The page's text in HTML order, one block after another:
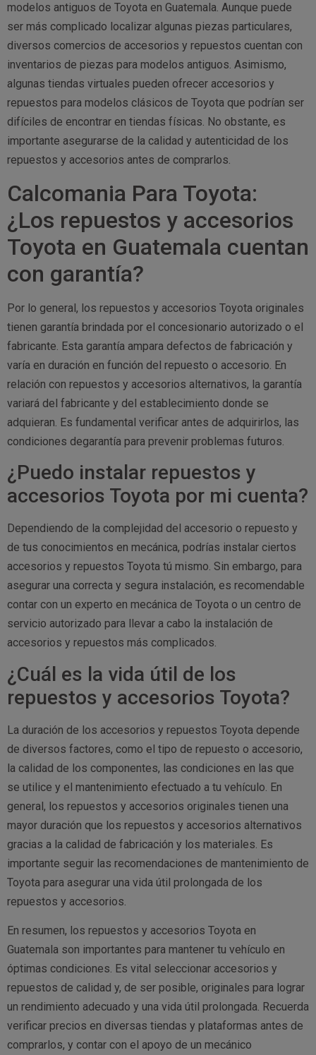
modelos antiguos de Toyota en Guatemala. Aunque puede
ser más complicado localizar algunas piezas particulares,
diversos comercios de accesorios y repuestos cuentan con
inventarios de piezas para modelos antiguos. Asimismo,
algunas tiendas virtuales pueden ofrecer accesorios y
repuestos para modelos clásicos de Toyota que podrían ser
difíciles de encontrar en tiendas físicas. No obstante, es
importante asegurarse de la calidad y autenticidad de los
repuestos y accesorios antes de comprarlos.
Calcomania Para Toyota:
¿Los repuestos y accesorios
Toyota en Guatemala cuentan
con garantía?
Por lo general, los repuestos y accesorios Toyota originales
tienen garantía brindada por el concesionario autorizado o el
fabricante. Esta garantía ampara defectos de fabricación y
varía en duración en función del repuesto o accesorio. En
relación con repuestos y accesorios alternativos, la garantía
variará del fabricante y del establecimiento donde se
adquieran. Es fundamental verificar antes de adquirirlos, las
condiciones degarantía para prevenir problemas futuros.
¿Puedo instalar repuestos y
accesorios Toyota por mi cuenta?
Dependiendo de la complejidad del accesorio o repuesto y
de tus conocimientos en mecánica, podrías instalar ciertos
accesorios y repuestos Toyota tú mismo. Sin embargo, para
asegurar una correcta y segura instalación, es recomendable
contar con un experto en mecánica de Toyota o un centro de
servicio autorizado para llevar a cabo la instalación de
accesorios y repuestos más complicados.
¿Cuál es la vida útil de los
repuestos y accesorios Toyota?
La duración de los accesorios y repuestos Toyota depende
de diversos factores, como el tipo de repuesto o accesorio,
la calidad de los componentes, las condiciones en las que
se utilice y el mantenimiento efectuado a tu vehículo. En
general, los repuestos y accesorios originales tienen una
mayor duración que los repuestos y accesorios alternativos
gracias a la calidad de fabricación y los materiales. Es
importante seguir las recomendaciones de mantenimiento de
Toyota para asegurar una vida útil prolongada de los
repuestos y accesorios.
En resumen, los repuestos y accesorios Toyota en
Guatemala son importantes para mantener tu vehículo en
óptimas condiciones. Es vital seleccionar accesorios y
repuestos de calidad y, de ser posible, originales para lograr
un rendimiento adecuado y una vida útil prolongada. Recuerda
verificar precios en diversas tiendas y plataformas antes de
comprarlos, y contar con el apoyo de un mecánico